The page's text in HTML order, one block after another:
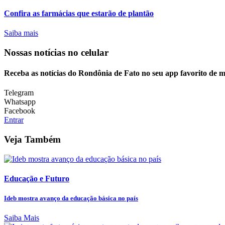
Confira as farmácias que estarão de plantão
Saiba mais
Nossas notícias no celular
Receba as notícias do Rondônia de Fato no seu app favorito de
Telegram
Whatsapp
Facebook
Entrar
Veja Também
Educação e Futuro
Ideb mostra avanço da educação básica no país
Saiba Mais